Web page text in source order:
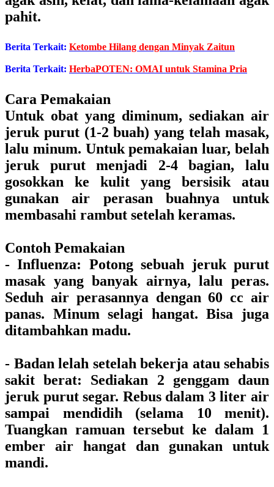
pahit.
Berita Terkait: Ketombe Hilang dengan Minyak Zaitun
Berita Terkait: HerbaPOTEN: OMAI untuk Stamina Pria
Cara Pemakaian
Untuk obat yang diminum, sediakan air
jeruk purut (1-2 buah) yang telah masak,
lalu minum. Untuk pemakaian luar, belah
jeruk purut menjadi 2-4 bagian, lalu
gosokkan ke kulit yang bersisik atau
gunakan air perasan buahnya untuk
membasahi rambut setelah keramas.
Contoh Pemakaian
- Influenza: Potong sebuah jeruk purut
masak yang banyak airnya, lalu peras.
Seduh air perasannya dengan 60 cc air
panas. Minum selagi hangat. Bisa juga
ditambahkan madu.
- Badan lelah setelah bekerja atau sehabis
sakit berat: Sediakan 2 genggam daun
jeruk purut segar. Rebus dalam 3 liter air
sampai mendidih (selama 10 menit).
Tuangkan ramuan tersebut ke dalam 1
ember air hangat dan gunakan untuk
mandi.